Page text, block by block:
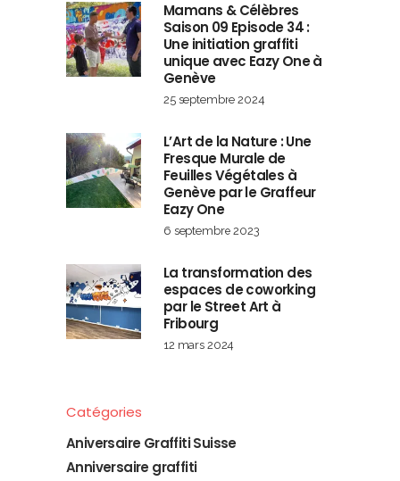
Mamans & Célèbres
Saison 09 Episode 34 :
Une initiation graffiti
unique avec Eazy One à
Genève
25 septembre 2024
L’Art de la Nature : Une
Fresque Murale de
Feuilles Végétales à
Genève par le Graffeur
Eazy One
6 septembre 2023
La transformation des
espaces de coworking
par le Street Art à
Fribourg
12 mars 2024
Catégories
Aniversaire Graffiti Suisse
Anniversaire graffiti